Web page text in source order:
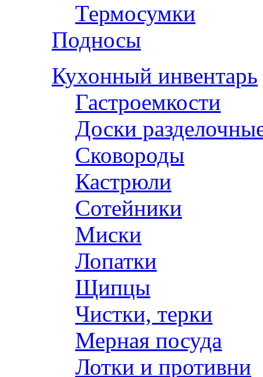
Термосумки
Подносы
Кухонный инвентарь
Гастроемкости
Доски
Сковороды
Кастрюли
Сотейники
Миски
Лопатки
Щипцы
Чистки, терки
Мерная посуда
Лотки и противни